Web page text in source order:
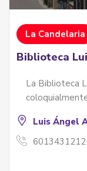
La Candelaria
Biblioteca
La Biblioteca
Luis Ángel
6013431212